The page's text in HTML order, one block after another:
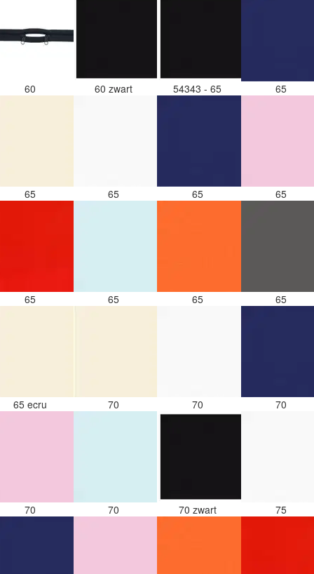
60 60 zwart 54343 - 65 65
65 65 65 65
65 65 65 65
65 ecru 70 70 70
70 70 70 zwart 75